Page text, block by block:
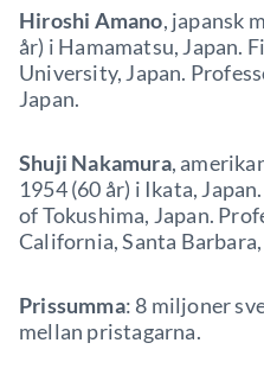
Hiroshi Amano, japansk
år) i Hamamatsu, Japan.
University, Japan.
Japan.
Shuji Nakamura,
1954 (60 år) i Ikata,
of Tokushima, Japan.
California, Santa Barbara,
Prissumma: 8 miljoner
mellan pristagarna.